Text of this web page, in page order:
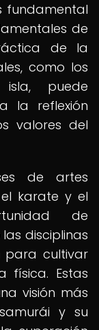
fundamental
de
de la
como los
puede
la reflexión
valores del
de artes
karate y el
de
disciplinas
para cultivar
física. Estas
visión más
y su